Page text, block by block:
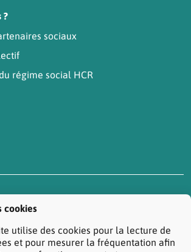
cookies
utilise des cookies pour la lecture de
et pour mesurer la fréquentation afin
?
sociaux
régime social HCR
conformeActualités
personnelles